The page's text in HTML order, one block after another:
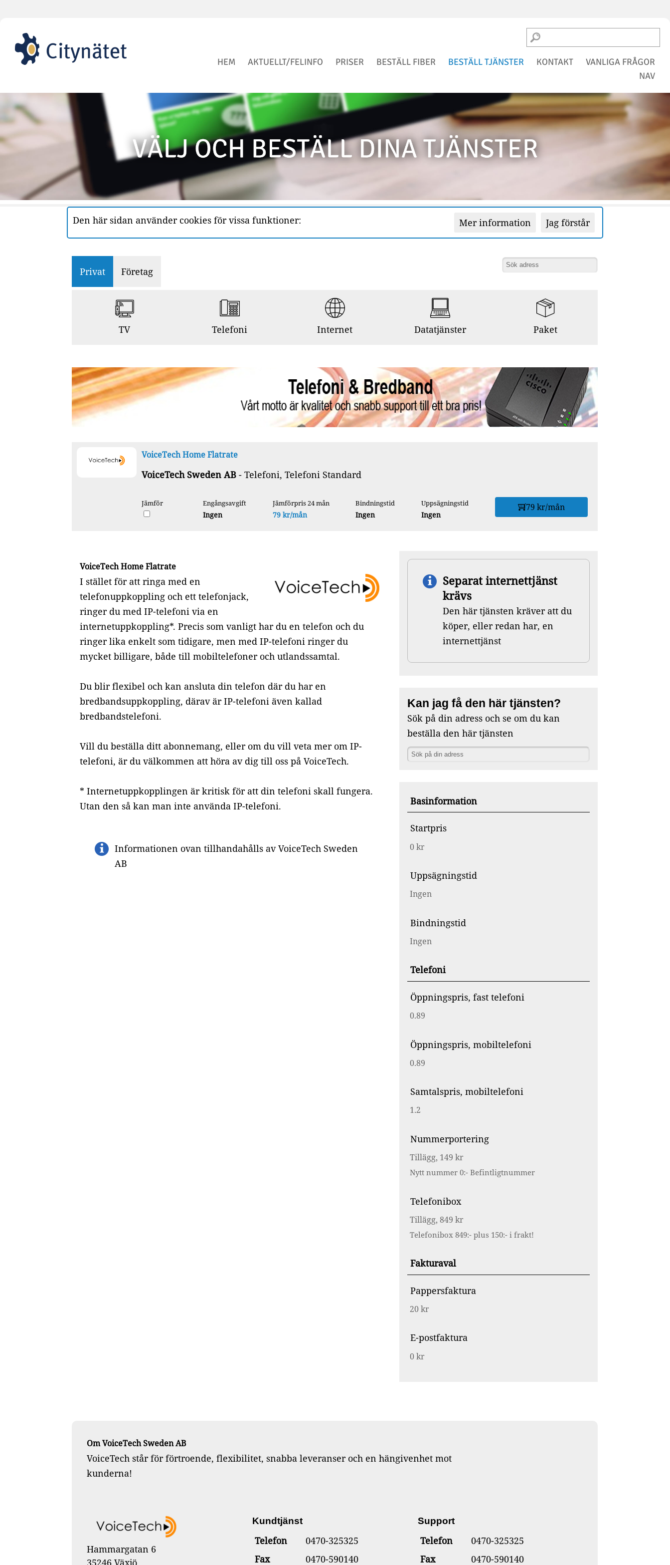
HEM AKTUELLT/FELINFO PRISER BESTÄLL FIBER BESTÄLL TJÄNSTER KONTAKT
VANLIGA FRÅGOR
NAV
Den här sidan använder cookies för vissa funktioner: Jag förstår
Mer information
Privat Företag
TV Telefoni Internet Datatjänster Paket
VoiceTech Home Flatrate
VoiceTech Sweden AB - Telefoni, Telefoni Standard
Jämför Engångsavgift
Ingen
Jämförpris 24 mån
79 kr/mån
Bindningstid
Ingen
Uppsägningstid
Ingen
79 kr/mån
VoiceTech Home Flatrate
I stället för att ringa med en
telefonuppkoppling och ett telefonjack,
ringer du med IP-telefoni via en
internetuppkoppling*. Precis som vanligt har du en telefon och du
ringer lika enkelt som tidigare, men med IP-telefoni ringer du
mycket billigare, både till mobiltelefoner och utlandssamtal.
Du blir flexibel och kan ansluta din telefon där du har en
bredbandsuppkoppling, därav är IP-telefoni även kallad
bredbandstelefoni.
Vill du beställa ditt abonnemang, eller om du vill veta mer om IP-
telefoni, är du välkommen att höra av dig till oss på VoiceTech.
* Internetuppkopplingen är kritisk för att din telefoni skall fungera.
Utan den så kan man inte använda IP-telefoni.
Informationen ovan tillhandahålls av VoiceTech Sweden
AB
Separat internettjänst
krävs
Den här tjänsten kräver att du
köper, eller redan har, en
internettjänst
Kan jag få den här tjänsten?
Sök på din adress och se om du kan
beställa den här tjänsten
Basinformation
Startpris
0 kr
Uppsägningstid
Ingen
Bindningstid
Ingen
Telefoni
Öppningspris, fast telefoni
0.89
Öppningspris, mobiltelefoni
0.89
Samtalspris, mobiltelefoni
1.2
Nummerportering
Tillägg, 149 kr
Nytt nummer 0:- Befintligtnummer
Telefonibox
Tillägg, 849 kr
Telefonibox 849:- plus 150:- i frakt!
Fakturaval
Pappersfaktura
20 kr
E-postfaktura
0 kr
Om VoiceTech Sweden AB
VoiceTech står för förtroende, flexibilitet, snabba leveranser och en hängivenhet mot
kunderna!
Hammargatan 6
35246 Växjö
Kundtjänst
Telefon
0470-325325
Fax
0470-590140
Support
Telefon
0470-325325
Fax
0470-590140